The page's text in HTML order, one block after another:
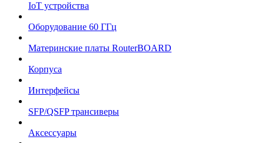
IoT устройства
Оборудование 60 ГГц
Материнские платы RouterBOARD
Корпуса
Интерфейсы
SFP/QSFP трансиверы
Аксессуары